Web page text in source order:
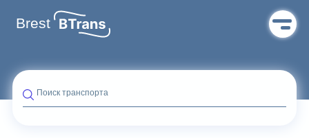
Brest
Поиск транспорта